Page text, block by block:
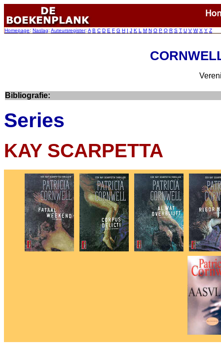
Homepage: Naslag: Auteursregister: A B C D E F G H I J K L M N O P Q R S T U V W X Y Z
Bibliografie:
Series
KAY SCARPETTA